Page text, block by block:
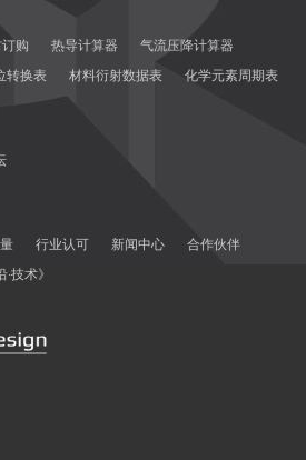
购 热导计算器
气流压降计算器
转换表 材料衍射数据表 化学元素周期表
行业认可 新闻中心
合作伙伴
·技术》